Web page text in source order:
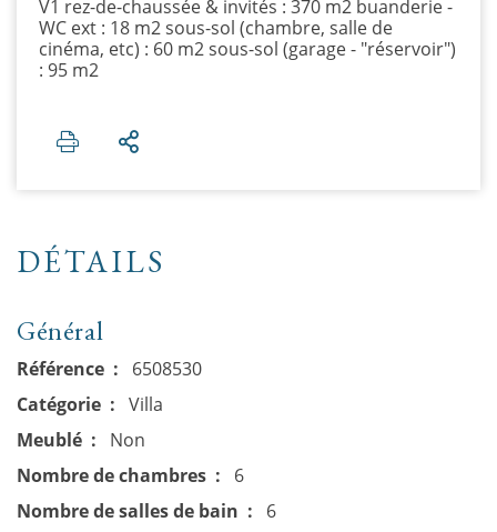
V1 rez-de-chaussée & invités : 370 m2 buanderie -
WC ext : 18 m2 sous-sol (chambre, salle de
cinéma, etc) : 60 m2 sous-sol (garage - "réservoir")
: 95 m2
DÉTAILS
Général
Référence
6508530
Catégorie
Villa
Meublé
Non
Nombre de chambres
6
Nombre de salles de bain
6